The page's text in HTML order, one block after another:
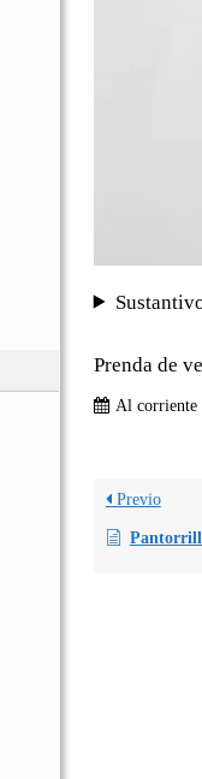
Prenda de
Al corriente
Previo